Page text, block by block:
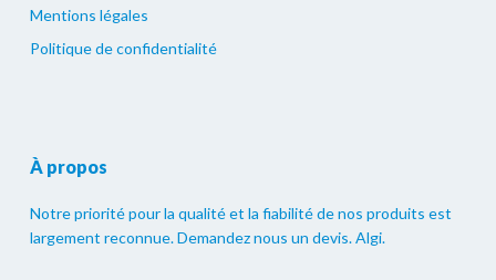
Mentions légales
Politique de confidentialité
À propos
Notre priorité pour la qualité et la fiabilité de nos produits est
largement reconnue. Demandez nous un devis. Algi.